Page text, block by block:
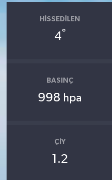
HISSEDILEN
4°
BASINÇ
998 hpa
ÇIY
1.2